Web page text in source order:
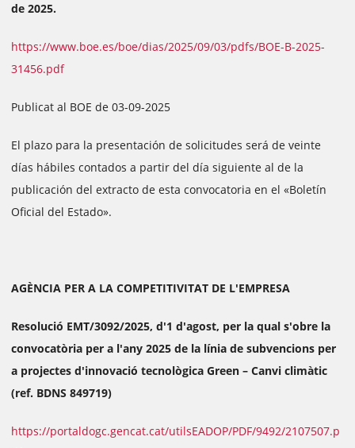
de 2025.
https://www.boe.es/boe/dias/2025/09/03/pdfs/BOE-B-2025-
31456.pdf
Publicat al BOE de 03-09-2025
El plazo para la presentación de solicitudes será de veinte
días hábiles contados a partir del día siguiente al de la
publicación del extracto de esta convocatoria en el «Boletín
Oficial del Estado».
AGÈNCIA PER A LA COMPETITIVITAT DE L'EMPRESA
Resolució EMT/3092/2025, d'1 d'agost, per la qual s'obre la
convocatòria per a l'any 2025 de la línia de subvencions per
a projectes d'innovació tecnològica Green – Canvi climàtic
(ref. BDNS 849719)
https://portaldogc.gencat.cat/utilsEADOP/PDF/9492/2107507.p